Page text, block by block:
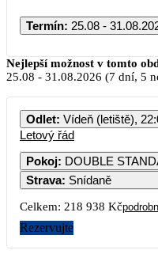
Termín: 25.08 -
PO ÚT ST
3 4
10
Nejlepší možnost v tomto
25.08 - 31.08.2026 (7 dní, 5
Odlet: Vídeň (letiště),
Letový řád
Pokoj: DOUBLE
Strava: Snídaně
Celkem: 218 938 Kč
Rezervujte